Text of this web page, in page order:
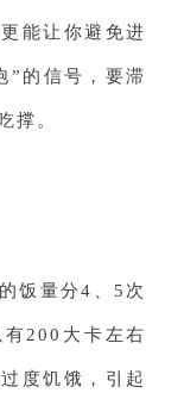
能让你避免进
”的信号，要滞
撑。
饭量分4、5次
200大卡左右
度饥饿，引起